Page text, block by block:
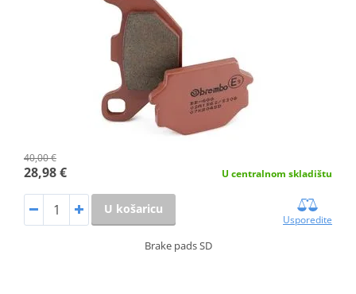
40,00 €
28,98 € U centralnom skladištu
U košaricu
Usporedite
Brake pads SD